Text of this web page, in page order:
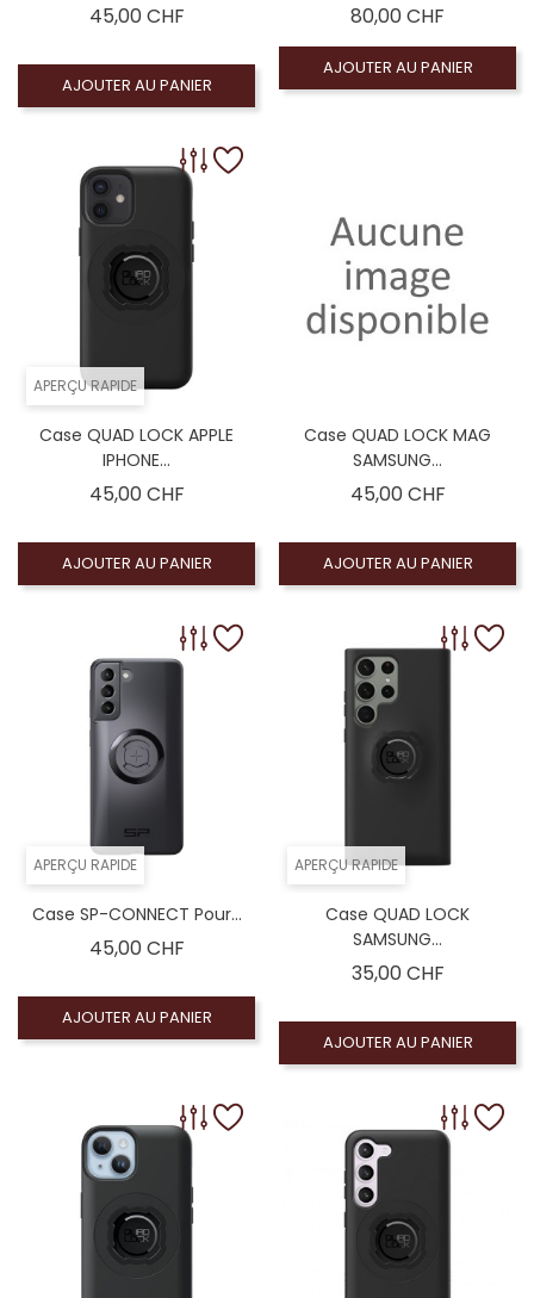
45,00 CHFPrix
AJOUTER AU PANIER
80,00 CHF
AJOUTER AU PANIER
APERÇU RAPIDE
Case QUAD LOCK APPLE
IPHONE...
45,00 CHFPrix
AJOUTER AU PANIER
Case QUAD LOCK MAG
SAMSUNG...
45,00 CHFPrix
AJOUTER AU PANIER
APERÇU RAPIDE
Case SP-CONNECT Pour...
45,00 CHFPrix
AJOUTER AU PANIER
APERÇU RAPIDE
Case QUAD LOCK
SAMSUNG...
35,00 CHFPrix
AJOUTER AU PANIER